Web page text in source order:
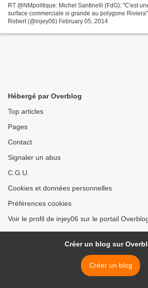
RT @NMpolitique: Michel Santinelli (FdG): "C'est
surface commerciale si grande au polygone
Robert (@injey06) February 05, 2014
Hébergé par Overblog
Top articles
Pages
Contact
Signaler un abus
C.G.U.
Cookies et données personnelles
Préférences cookies
Voir le profil de injey06 sur le portail
Créer un blog sur
Créer un blog